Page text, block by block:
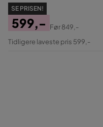
SE PRISEN!
Pris
599,-
Original
Før849,-
Tidligere laveste pris 599,-